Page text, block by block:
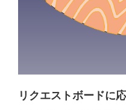
リクエストボードに